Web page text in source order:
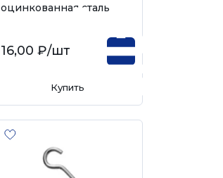
оцинкованная сталь
16,00 ₽/шт
Купить